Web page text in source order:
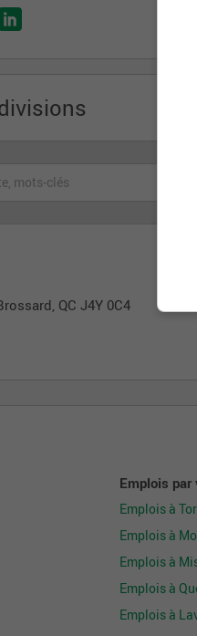
, QC J4Y 0C4
Emplois par
Emplois à
Emplois à
Emplois à
Emplois à
Emplois à